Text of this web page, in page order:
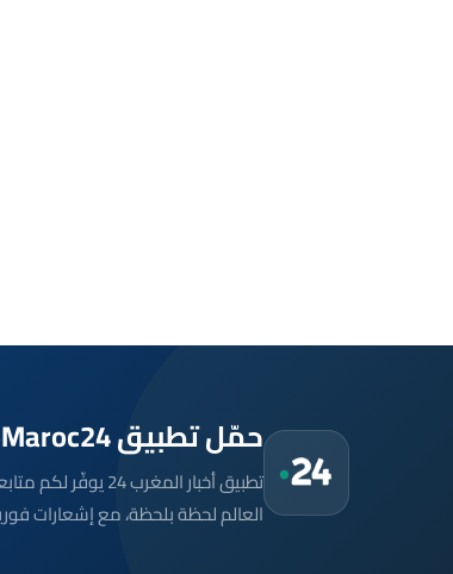
حمّل تطبيق Maroc24، أخبار المغرب تصلك أولاً
تطبيق أخبار
العالم لحظة بلحظة، مع إشعارات